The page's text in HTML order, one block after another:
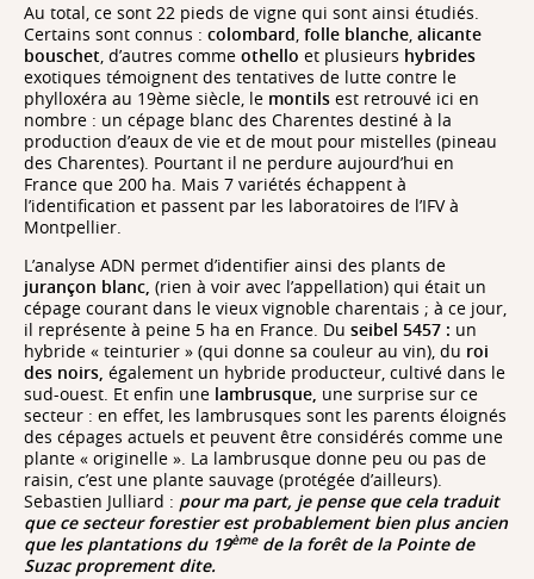
Au total, ce sont 22 pieds de vigne qui sont ainsi étudiés.
Certains sont connus : colombard, folle blanche, alicante
bouschet, d’autres comme othello et plusieurs hybrides
exotiques témoignent des tentatives de lutte contre le
phylloxéra au 19ème siècle, le montils est retrouvé ici en
nombre : un cépage blanc des Charentes destiné à la
production d’eaux de vie et de mout pour mistelles (pineau
des Charentes). Pourtant il ne perdure aujourd’hui en
France que 200 ha. Mais 7 variétés échappent à
l’identification et passent par les laboratoires de l’IFV à
Montpellier.
L’analyse ADN permet d’identifier ainsi des plants de
jurançon blanc, (rien à voir avec l’appellation) qui était un
cépage courant dans le vieux vignoble charentais ; à ce jour,
il représente à peine 5 ha en France. Du seibel 5457 : un
hybride « teinturier » (qui donne sa couleur au vin), du roi
des noirs, également un hybride producteur, cultivé dans le
sud-ouest. Et enfin une lambrusque, une surprise sur ce
secteur : en effet, les lambrusques sont les parents éloignés
des cépages actuels et peuvent être considérés comme une
plante « originelle ». La lambrusque donne peu ou pas de
raisin, c’est une plante sauvage (protégée d’ailleurs).
Sebastien Julliard : pour ma part, je pense que cela traduit
que ce secteur forestier est probablement bien plus ancien
que les plantations du 19èmede la forêt de la Pointe de
Suzac proprement dite.